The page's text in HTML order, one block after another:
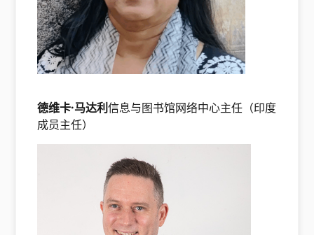
德维卡·马达利信息与图书馆网络中心主任（印度
成员主任）